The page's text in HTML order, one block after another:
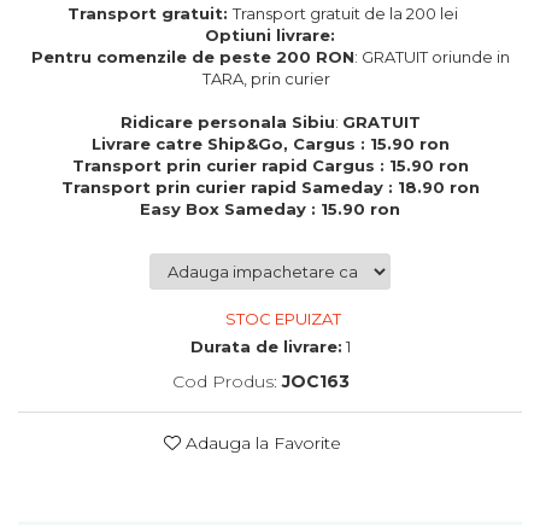
piele naturala
Cadouri de Paste
Produse personalizate pentru
nunti si botezuri
Martisoare
Cadouri personalizate pentru
Cadouri pentru parinti
Cadouri pentru iubita
Cadouri pentru tata
Transport gratuit:Transport gratuit de la 200 lei
Optiuni livrare:
Pentru comenzile de peste 200 RON: GRATUIT oriunde in
TARA, prin curier
Ridicare personala Sibiu: GRATUIT
Livrare catre Ship&Go, Cargus : 15.90 ron
Transport prin curier rapid Cargus : 15.90 ron
Transport prin curier rapid Sameday : 18.90 ron
Easy Box Sameday : 15.90 ron
STOC EPUIZAT
Durata de livrare: 1
Cod Produs: JOC163
Adauga la Favorite